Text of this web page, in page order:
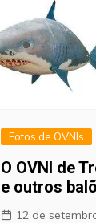
Fotos de OVNIs
O OVNI de
e outros
12 de